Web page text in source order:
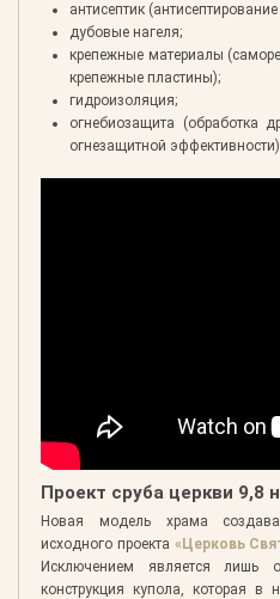
антисептик
дубовые нагеля;
крепежные материалы
крепежные пластины);
гидроизоляция;
огнебиозащита (обработка
огнезащитной эффективности)
Проект сруба церкви 9,8
Новая модель храма
исходного проекта «Церковь
Исключением является лишь
конструкция купола, которая в